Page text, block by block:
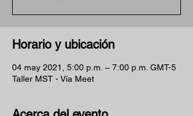
Horario y ubicación
04 may 2021, 5:00 p.m. – 7:00 p.m. GMT-5
Taller MST - Vía Meet